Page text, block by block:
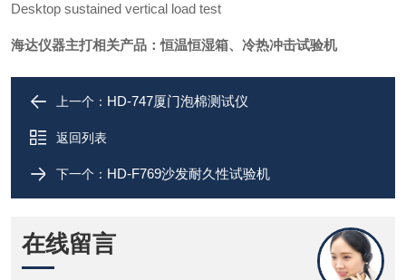
Desktop sustained vertical load test
海达仪器主打相关产品：恒温恒湿箱、冷热冲击试验机
上一个： HD-747厦门泡棉测试仪
返回列表
下一个： HD-F769沙发耐久性试验机
在线留言